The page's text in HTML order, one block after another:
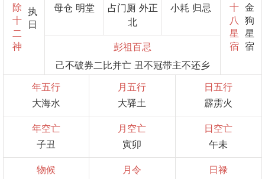
除
十
二
神
执
日
母仓 明堂
占门厕 外正
北
小耗 归忌
彭祖百忌
己不破券二比并亡 丑不冠带主不还乡
十
八
星
宿
金
狗
星
宿
年五行
大海水
月五行
大驿土
日五行
霹雳火
年空亡
子丑
月空亡
寅卯
日空亡
午未
物候
月令
日禄